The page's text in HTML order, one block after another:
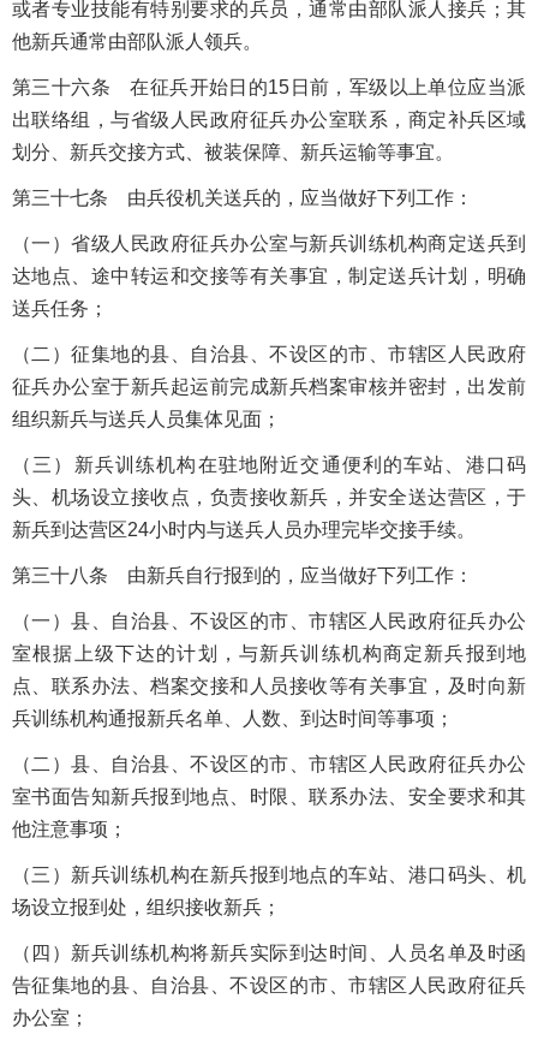
或者专业技能有特别要求的兵员，通常由部队派人接兵；其
他新兵通常由部队派人领兵。
第三十六条 在征兵开始日的15日前，军级以上单位应当派
出联络组，与省级人民政府征兵办公室联系，商定补兵区域
划分、新兵交接方式、被装保障、新兵运输等事宜。
第三十七条 由兵役机关送兵的，应当做好下列工作：
（一）省级人民政府征兵办公室与新兵训练机构商定送兵到
达地点、途中转运和交接等有关事宜，制定送兵计划，明确
送兵任务；
（二）征集地的县、自治县、不设区的市、市辖区人民政府
征兵办公室于新兵起运前完成新兵档案审核并密封，出发前
组织新兵与送兵人员集体见面；
（三）新兵训练机构在驻地附近交通便利的车站、港口码
头、机场设立接收点，负责接收新兵，并安全送达营区，于
新兵到达营区24小时内与送兵人员办理完毕交接手续。
第三十八条 由新兵自行报到的，应当做好下列工作：
（一）县、自治县、不设区的市、市辖区人民政府征兵办公
室根据上级下达的计划，与新兵训练机构商定新兵报到地
点、联系办法、档案交接和人员接收等有关事宜，及时向新
兵训练机构通报新兵名单、人数、到达时间等事项；
（二）县、自治县、不设区的市、市辖区人民政府征兵办公
室书面告知新兵报到地点、时限、联系办法、安全要求和其
他注意事项；
（三）新兵训练机构在新兵报到地点的车站、港口码头、机
场设立报到处，组织接收新兵；
（四）新兵训练机构将新兵实际到达时间、人员名单及时函
告征集地的县、自治县、不设区的市、市辖区人民政府征兵
办公室；